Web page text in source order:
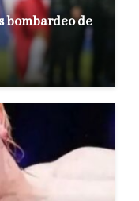
bombardeo de